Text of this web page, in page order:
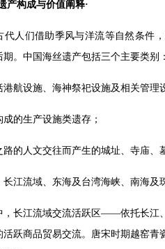
产构成与价值阐释·
代人们借助季风与洋流等自然条件
。中国海丝遗产包括三个主要类别：
航设施、海神祭祀设施及相关管理
的生产设施类遗存；
的人文交往而产生的城址、寺庙、
江流域、东海及台湾海峡、南海及
，长江流域交流活跃区——依托长江
跃商品贸易交流。唐宋时期越窑